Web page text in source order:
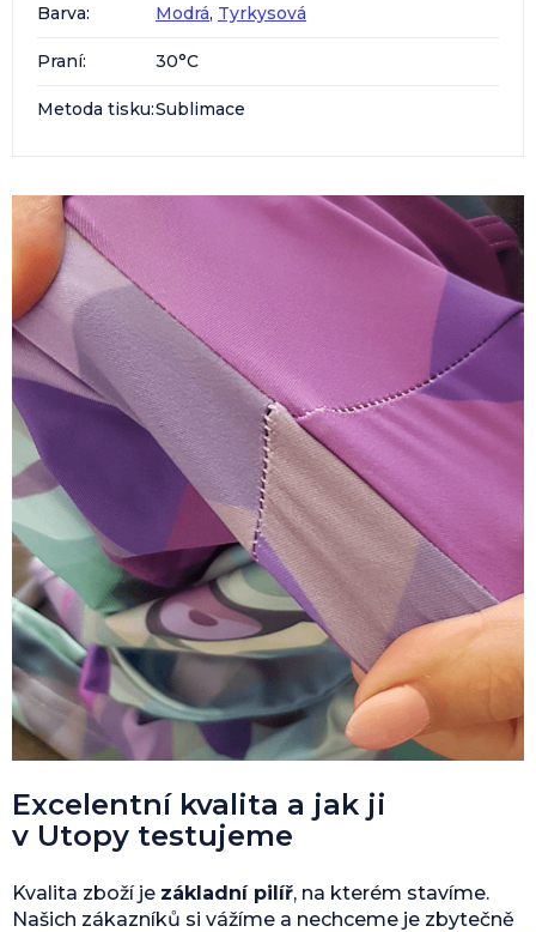
Barva: Modrá, Tyrkysová
Praní: 30°C
Metoda tisku:Sublimace
Excelentní kvalita a jak ji
v Utopy testujeme
Kvalita zboží je základní pilíř, na kterém stavíme.
Našich zákazníků si vážíme a nechceme je zbytečně